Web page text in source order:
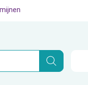
Hoe begin ik?